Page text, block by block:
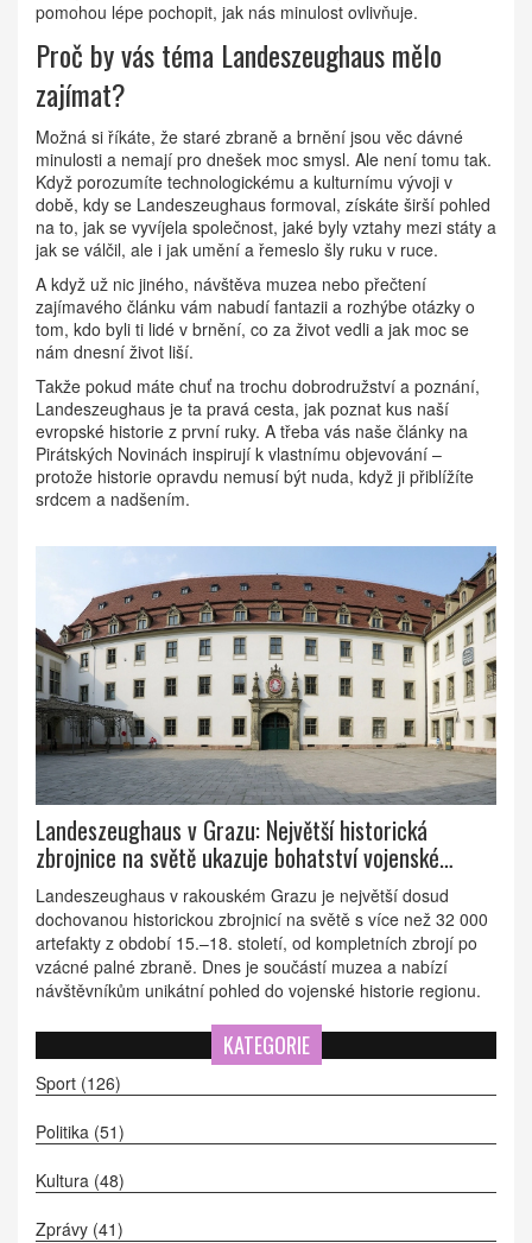
pomohou lépe pochopit, jak nás minulost ovlivňuje.
Proč by vás téma Landeszeughaus mělo
zajímat?
Možná si říkáte, že staré zbraně a brnění jsou věc dávné
minulosti a nemají pro dnešek moc smysl. Ale není tomu tak.
Když porozumíte technologickému a kulturnímu vývoji v
době, kdy se Landeszeughaus formoval, získáte širší pohled
na to, jak se vyvíjela společnost, jaké byly vztahy mezi státy a
jak se válčil, ale i jak umění a řemeslo šly ruku v ruce.
A když už nic jiného, návštěva muzea nebo přečtení
zajímavého článku vám nabudí fantazii a rozhýbe otázky o
tom, kdo byli ti lidé v brnění, co za život vedli a jak moc se
nám dnesní život liší.
Takže pokud máte chuť na trochu dobrodružství a poznání,
Landeszeughaus je ta pravá cesta, jak poznat kus naší
evropské historie z první ruky. A třeba vás naše články na
Pirátských Novinách inspirují k vlastnímu objevování –
protože historie opravdu nemusí být nuda, když ji přiblížíte
srdcem a nadšením.
Landeszeughaus v Grazu: Největší historická
zbrojnice na světě ukazuje bohatství vojenské
minulosti
Landeszeughaus v rakouském Grazu je největší dosud
dochovanou historickou zbrojnicí na světě s více než 32 000
artefakty z období 15.–18. století, od kompletních zbrojí po
vzácné palné zbraně. Dnes je součástí muzea a nabízí
návštěvníkům unikátní pohled do vojenské historie regionu.
KATEGORIE
Sport (126)
Politika (51)
Kultura (48)
Zprávy (41)